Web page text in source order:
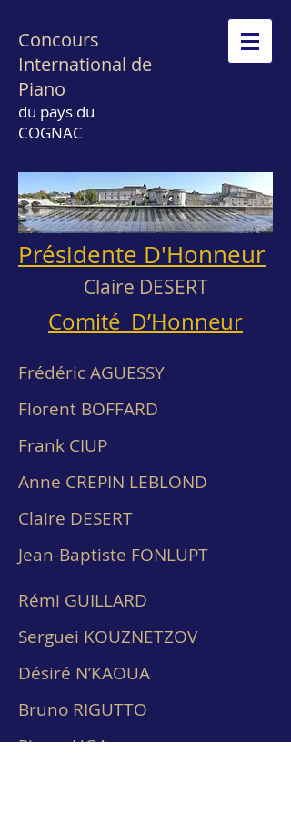
Concours
International de
Piano
du pays du
COGNAC
Présidente D'Honneur
Claire DESERT
Comité D’Honneur
Frédéric AGUESSY
Florent BOFFARD
Frank CIUP
Anne CREPIN LEBLOND
Claire DESERT
Jean-Baptiste FONLUPT
Rémi GUILLARD
Serguei KOUZNETZOV
Désiré N’KAOUA
Bruno RIGUTTO
Pierre UGA